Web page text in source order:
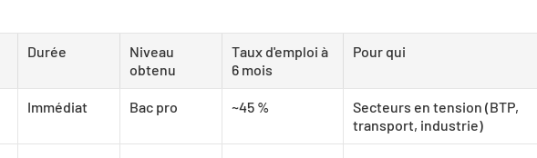
Durée
Niveau
obtenu
Taux d'emploi à
6 mois
Pour qui
Immédiat Bac pro ~45 %
Secteurs en tension (BTP,
transport, industrie)